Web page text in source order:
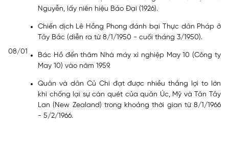
08/01
Nguyễn, lấy niên hiệu Bảo Đại (1926).
Chiến dịch Lê Hồng Phong đánh bại Thực dân Pháp ở
Tây Bắc (diễn ra từ 8/1/1950 - cuối tháng 3/1950).
Bác Hồ đến thăm Nhà máy xí nghiệp May 10 (Công ty
May 10) vào năm 1959.
Quân và dân Củ Chi đạt được nhiều thắng lợi to lớn
khi chống lại sự càn quét của quân Úc, Mỹ và Tân Tây
Lan (New Zealand) trong khoảng thời gian từ 8/1/1966
- 5/2/1966.